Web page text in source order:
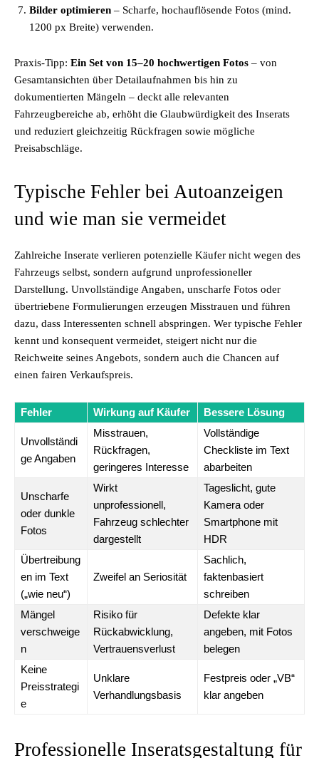
Bilder optimieren – Scharfe, hochauflösende Fotos (mind.
1200 px Breite) verwenden.
Praxis-Tipp: Ein Set von 15–20 hochwertigen Fotos – von
Gesamtansichten über Detailaufnahmen bis hin zu
dokumentierten Mängeln – deckt alle relevanten
Fahrzeugbereiche ab, erhöht die Glaubwürdigkeit des Inserats
und reduziert gleichzeitig Rückfragen sowie mögliche
Preisabschläge.
Typische Fehler bei Autoanzeigen
und wie man sie vermeidet
Zahlreiche Inserate verlieren potenzielle Käufer nicht wegen des
Fahrzeugs selbst, sondern aufgrund unprofessioneller
Darstellung. Unvollständige Angaben, unscharfe Fotos oder
übertriebene Formulierungen erzeugen Misstrauen und führen
dazu, dass Interessenten schnell abspringen. Wer typische Fehler
kennt und konsequent vermeidet, steigert nicht nur die
Reichweite seines Angebots, sondern auch die Chancen auf
einen fairen Verkaufspreis.
Fehler Wirkung auf Käufer Bessere Lösung
Unvollständi
ge Angaben
Misstrauen,
Rückfragen,
geringeres Interesse
Vollständige
Checkliste im Text
abarbeiten
Unscharfe
oder dunkle
Fotos
Wirkt
unprofessionell,
Fahrzeug schlechter
dargestellt
Tageslicht, gute
Kamera oder
Smartphone mit
HDR
Übertreibung
en im Text
(„wie neu“)
Zweifel an Seriosität
Sachlich,
faktenbasiert
schreiben
Mängel
verschweige
n
Risiko für
Rückabwicklung,
Vertrauensverlust
Defekte klar
angeben, mit Fotos
belegen
Keine
Preisstrategi
e
Unklare
Verhandlungsbasis
Festpreis oder „VB“
klar angeben
Professionelle Inseratsgestaltung für